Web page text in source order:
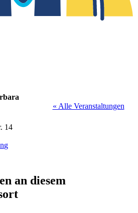
« Alle Veranstaltungen
14
an diesem